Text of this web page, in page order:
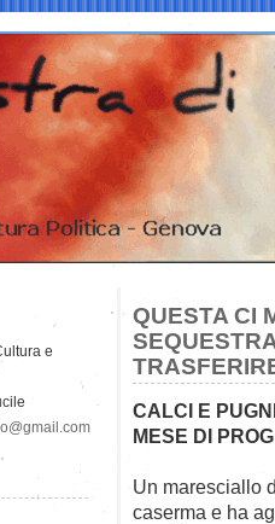
QUESTA CI
CALCI E
MESE DI
Un maresciallo
caserma e ha
e